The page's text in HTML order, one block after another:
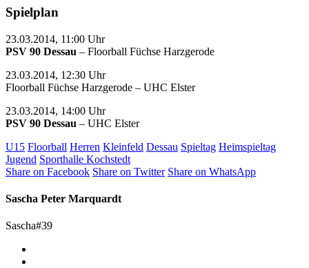
Spielplan
23.03.2014, 11:00 Uhr
PSV 90 Dessau – Floorball Füchse Harzgerode
23.03.2014, 12:30 Uhr
Floorball Füchse Harzgerode – UHC Elster
23.03.2014, 14:00 Uhr
PSV 90 Dessau – UHC Elster
U15 Floorball Herren Kleinfeld Dessau Spieltag Heimspieltag
Jugend Sporthalle Kochstedt
Share on Facebook Share on Twitter Share on WhatsApp
Sascha Peter Marquardt
Sascha#39